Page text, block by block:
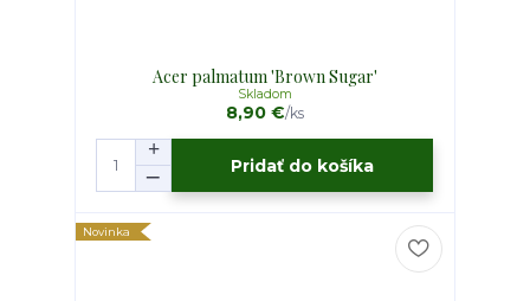
Acer palmatum 'Brown Sugar'
8,90 €/ks
Skladom
Pridať do košíka
Novinka